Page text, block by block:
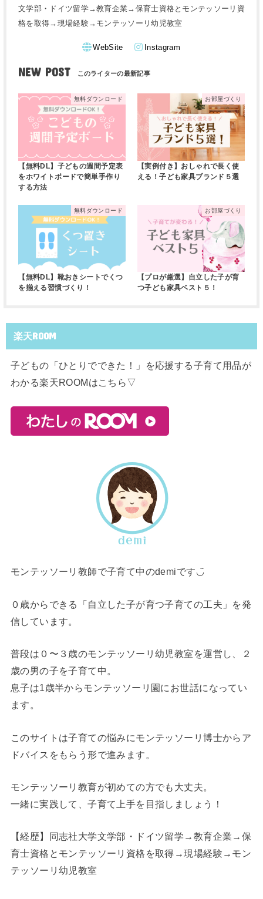
文学部・ドイツ留学→教育企業→保育士資格とモンテッソーリ資
格を取得→現場経験→モンテッソーリ幼児教室
WebSite Instagram
NEW POST
無料ダウンロード
【無料DL】子どもの週間予定表
をホワイトボードで簡単手作り
する方法
お部屋づくり
【実例付き】おしゃれで長く使
える！子ども家具ブランド５選
無料ダウンロード
【無料DL】靴おきシートでくつ
を揃える習慣づくり！
お部屋づくり
【プロが厳選】自立した子が育
つ子ども家具ベスト５！
楽天ROOM
子どもの「ひとりでできた！」を応援する子育て用品が
わかる楽天ROOMはこちら▽
モンテッソーリ教師で子育て中のdemiです◡̈
０歳からできる「自立した子が育つ子育ての工夫」を発
信しています。
普段は０〜３歳のモンテッソーリ幼児教室を運営し、２
歳の男の子を子育て中。
息子は1歳半からモンテッソーリ園にお世話になってい
ます。
このサイトは子育ての悩みにモンテッソーリ博士からア
ドバイスをもらう形で進みます。
モンテッソーリ教育が初めての方でも大丈夫。
一緒に実践して、子育て上手を目指しましょう！
【経歴】同志社大学文学部・ドイツ留学→教育企業→保
育士資格とモンテッソーリ資格を取得→現場経験→モン
テッソーリ幼児教室